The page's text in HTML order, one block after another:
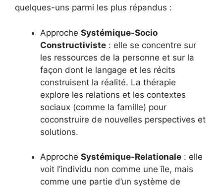
quelques-uns parmi les plus répandus :
Approche Systémique-Socio
Constructiviste : elle se concentre sur
les ressources de la personne et sur la
façon dont le langage et les récits
construisent la réalité. La thérapie
explore les relations et les contextes
sociaux (comme la famille) pour
coconstruire de nouvelles perspectives et
solutions.
Approche Systémique-Relationale : elle
voit l’individu non comme une île, mais
comme une partie d’un système de